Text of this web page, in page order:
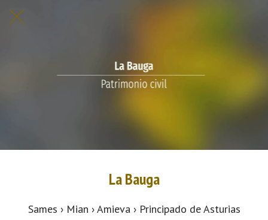
La Bauga
Sames › Mian › Amieva › Principado de Asturias